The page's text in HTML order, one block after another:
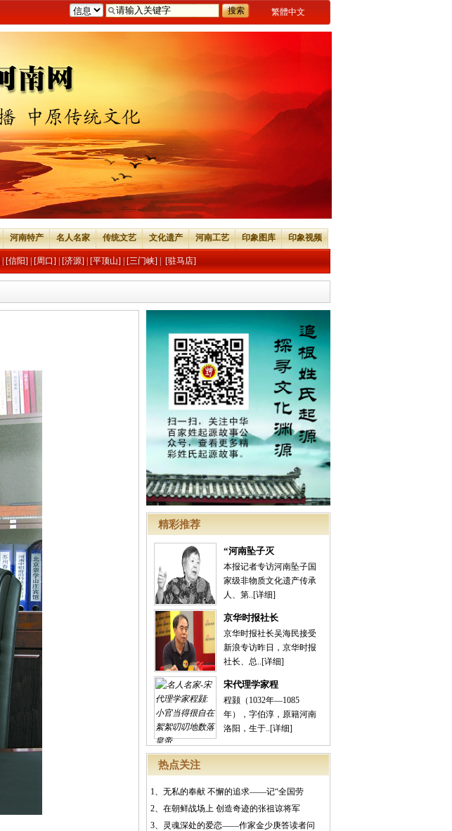
繁體中文
河南特产 名人名家 传统文艺 文化遗产 河南工艺 印象图库 印象视频
[信阳] [周口] [济源] [平顶山] [三门峡] [驻马店]
精彩推荐
“河南坠子灭
本报记者专访河南坠子国
家级非物质文化遗产传承
人、第..[详细]
京华时报社长
京华时报社长吴海民接受
新浪专访昨日，京华时报
社长、总..[详细]
宋代理学家程
程颢（1032年—1085
年），字伯淳，原籍河南
洛阳，生于..[详细]
热点关注
1、 无私的奉献 不懈的追求——记“全国劳
2、 在朝鲜战场上 创造奇迹的张祖谅将军
3、 灵魂深处的爱恋——作家金少庚答读者问